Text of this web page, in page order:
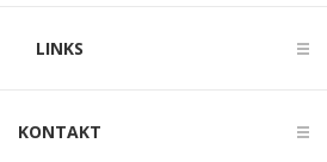
LINKS
KONTAKT